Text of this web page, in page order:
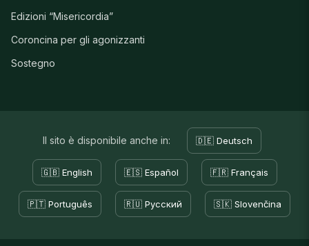
Edizioni “Misericordia”
Coroncina per gli agonizzanti
Sostegno
Il sito è disponibile anche in: 🇩🇪 Deutsch
🇬🇧 English 🇪🇸 Español 🇫🇷 Français
🇵🇹 Português 🇷🇺 Русский 🇸🇰 Slovenčina